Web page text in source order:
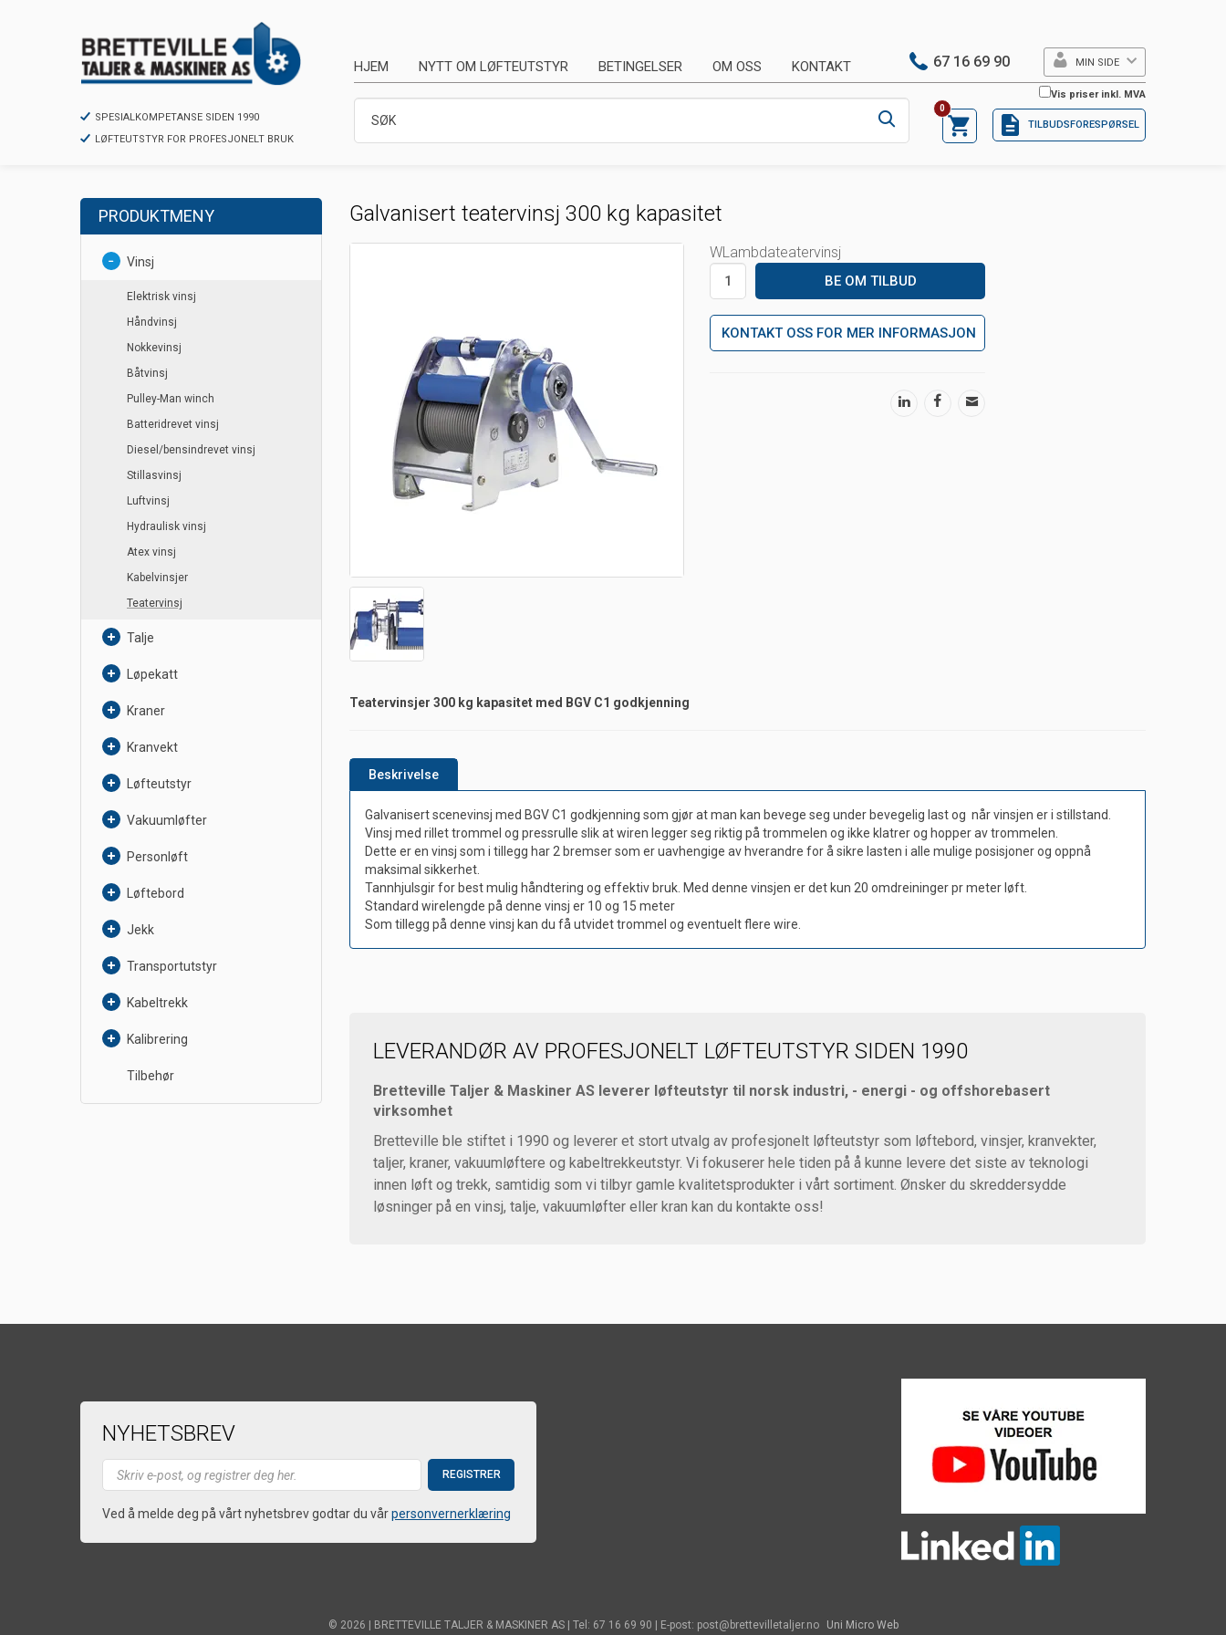
SPESIALKOMPETANSE SIDEN 1990
LØFTEUTSTYR FOR PROFESJONELT BRUK
HJEM NYTT OM LØFTEUTSTYR BETINGELSER OM OSS KONTAKT 67 16 69 90 MIN SIDE
Vis priser inkl. MVA
0
TILBUDSFORESPØRSEL
PRODUKTMENY
Vinsj
Elektrisk vinsj
Håndvinsj
Nokkevinsj
Båtvinsj
Pulley-Man winch
Batteridrevet vinsj
Diesel/bensindrevet vinsj
Stillasvinsj
Luftvinsj
Hydraulisk vinsj
Atex vinsj
Kabelvinsjer
Teatervinsj
Talje
Løpekatt
Kraner
Kranvekt
Løfteutstyr
Vakuumløfter
Personløft
Løftebord
Jekk
Transportutstyr
Kabeltrekk
Kalibrering
Tilbehør
Galvanisert teatervinsj 300 kg kapasitet
WLambdateatervinsj
Teatervinsjer 300 kg kapasitet med BGV C1 godkjenning
Beskrivelse
Galvanisert scenevinsj med BGV C1 godkjenning som gjør at man kan bevege seg under bevegelig last og når vinsjen er i stillstand.
Vinsj med rillet trommel og pressrulle slik at wiren legger seg riktig på trommelen og ikke klatrer og hopper av trommelen.
Dette er en vinsj som i tillegg har 2 bremser som er uavhengige av hverandre for å sikre lasten i alle mulige posisjoner og oppnå
maksimal sikkerhet.
Tannhjulsgir for best mulig håndtering og effektiv bruk. Med denne vinsjen er det kun 20 omdreininger pr meter løft.
Standard wirelengde på denne vinsj er 10 og 15 meter
Som tillegg på denne vinsj kan du få utvidet trommel og eventuelt flere wire.
LEVERANDØR AV PROFESJONELT LØFTEUTSTYR SIDEN 1990
Bretteville Taljer & Maskiner AS leverer løfteutstyr til norsk industri, - energi - og offshorebasert
virksomhet
Bretteville ble stiftet i 1990 og leverer et stort utvalg av profesjonelt løfteutstyr som løftebord, vinsjer, kranvekter,
taljer, kraner, vakuumløftere og kabeltrekkeutstyr. Vi fokuserer hele tiden på å kunne levere det siste av teknologi
innen løft og trekk, samtidig som vi tilbyr gamle kvalitetsprodukter i vårt sortiment. Ønsker du skreddersydde
løsninger på en vinsj, talje, vakuumløfter eller kran kan du kontakte oss!
NYHETSBREV
Ved å melde deg på vårt nyhetsbrev godtar du vårpersonvernerklæring
© 2026 | BRETTEVILLE TALJER & MASKINER AS | Tel: 67 16 69 90 | E-post: post@brettevilletaljer.no Uni Micro Web